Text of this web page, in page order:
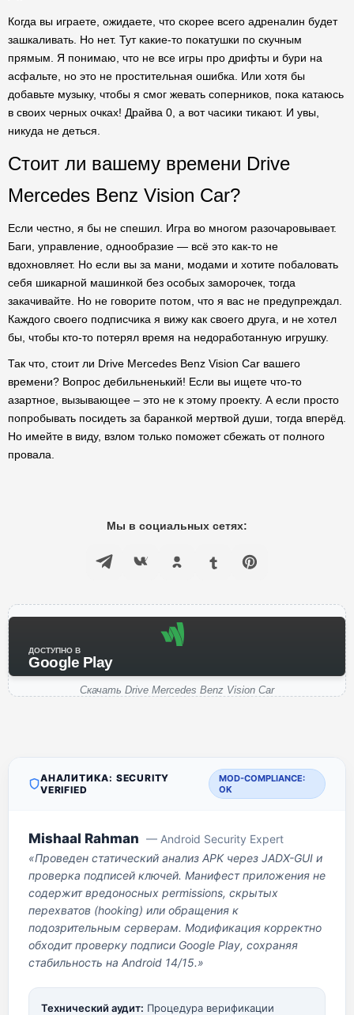
Когда вы играете, ожидаете, что скорее всего адреналин будет
зашкаливать. Но нет. Тут какие-то покатушки по скучным
прямым. Я понимаю, что не все игры про дрифты и бури на
асфальте, но это не простительная ошибка. Или хотя бы
добавьте музыку, чтобы я смог жевать соперников, пока катаюсь
в своих черных очках! Драйва 0, а вот часики тикают. И увы,
никуда не деться.
Стоит ли вашему времени Drive
Mercedes Benz Vision Car?
Если честно, я бы не спешил. Игра во многом разочаровывает.
Баги, управление, однообразие — всё это как-то не
вдохновляет. Но если вы за мани, модами и хотите побаловать
себя шикарной машинкой без особых заморочек, тогда
закачивайте. Но не говорите потом, что я вас не предупреждал.
Каждого своего подписчика я вижу как своего друга, и не хотел
бы, чтобы кто-то потерял время на недоработанную игрушку.
Так что, стоит ли Drive Mercedes Benz Vision Car вашего
времени? Вопрос дебильненький! Если вы ищете что-то
азартное, вызывающее – это не к этому проекту. А если просто
попробывать посидеть за баранкой мертвой души, тогда вперёд.
Но имейте в виду, взлом только поможет сбежать от полного
провала.
Мы в социальных сетях:
ДОСТУПНО В
Google Play
Скачать Drive Mercedes Benz Vision Car
АНАЛИТИКА: SECURITY
VERIFIED
MOD-COMPLIANCE:
OK
Mishaal Rahman — Android Security Expert
«Проведен статический анализ APK через JADX-GUI и
проверка подписей ключей. Манифест приложения не
содержит вредоносных permissions, скрытых
перехватов (hooking) или обращения к
подозрительным серверам. Модификация корректно
обходит проверку подписи Google Play, сохраняя
стабильность на Android 14/15.»
Технический аудит: Процедура верификации